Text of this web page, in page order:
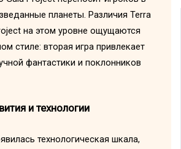
планеты. Различия Terra
на этом уровне ощущаются
стиле: вторая игра привлекает
фантастики и поклонников
и технологии
технологическая шкала,